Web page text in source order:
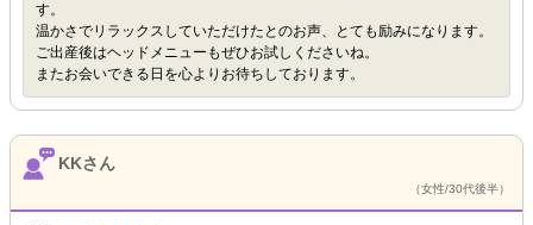
す。
温かさでリラックスしていただけたとのお声、とても励みになります。
ご出産後はヘッドメニューもぜひお試しくださいね。
またお会いできる日を心よりお待ちしております。
KKさん
（女性/30代後半）